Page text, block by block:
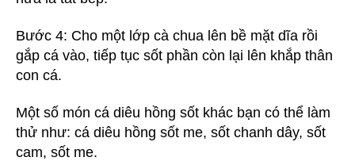
Bước 4: Cho một lớp cà chua lên bề mặt dĩa rồi
gắp cá vào, tiếp tục sốt phần còn lại lên khắp thân
con cá.
Một số món cá diêu hồng sốt khác bạn có thể làm
thử như: cá diêu hồng sốt me, sốt chanh dây, sốt
cam, sốt me.